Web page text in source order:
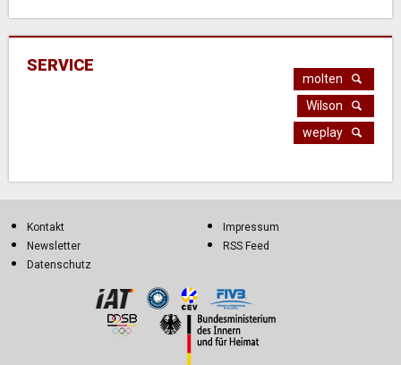
SERVICE
molten
Wilson
weplay
Kontakt
Impressum
Newsletter
RSS Feed
Datenschutz